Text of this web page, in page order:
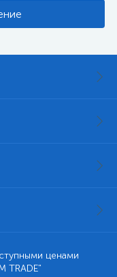
ценами
TRADE"